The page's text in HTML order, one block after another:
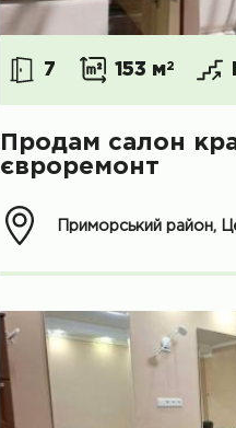
7 153 м2
Продам салон
євроремонт
Приморський район,